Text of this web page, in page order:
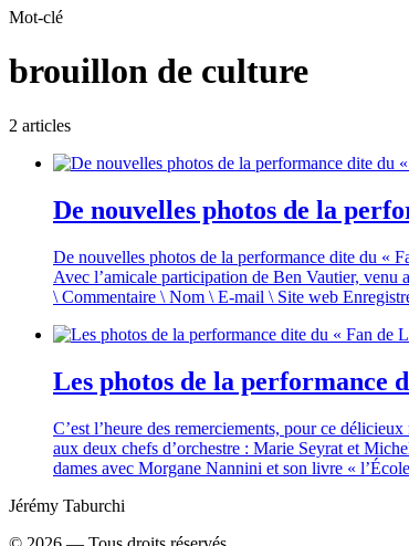
Mot-clé
brouillon de culture
2 articles
De nouvelles photos de la
De nouvelles photos de la performance dite du «
Avec l’amicale participation de Ben Vautier, venu
\ Commentaire \ Nom \ E-mail \ Site web
Les photos de la performance
C’est l’heure des remerciements, pour ce
aux deux chefs d’orchestre : Marie Seyrat et
dames avec Morgane Nannini et son livre «
Jérémy Taburchi